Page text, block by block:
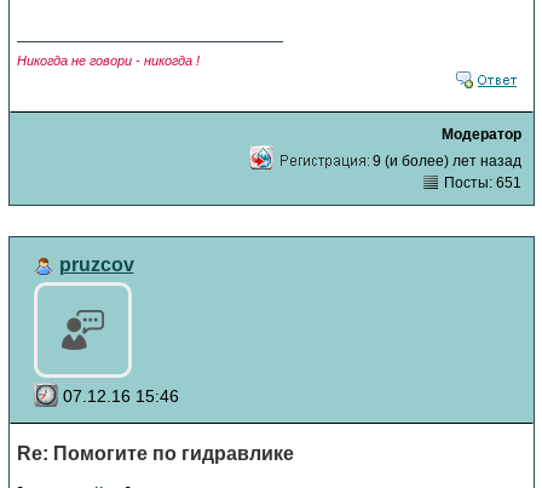
Никогда не говори - никогда !
Модератор
9 (и более) лет назад
Посты: 651
pruzcov
07.12.16 15:46
Re: Помогите по гидравлике